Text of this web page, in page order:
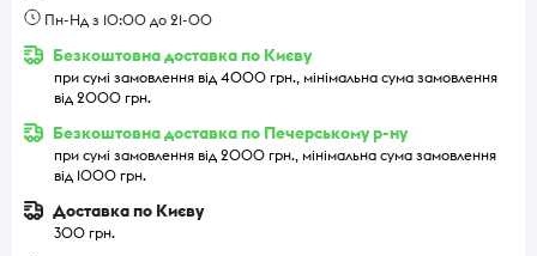
Пн-Нд з 10:00 до 21-00
Безкоштовна доставка по Києву
при сумі замовлення від 4000 грн., мінімальна сума замовлення
від 2000 грн.
Безкоштовна доставка по Печерському р-ну
при сумі замовлення від 2000 грн., мінімальна сума замовлення
від 1000 грн.
Доставка по Києву
300 грн.